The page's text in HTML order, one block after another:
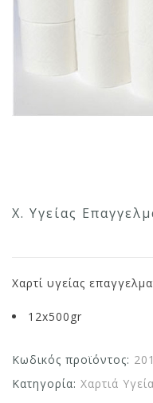
Χ. Υγείας
Χαρτί υγείας
12x500gr
Κωδικός προϊόντος:
Κατηγορία: Χαρτιά